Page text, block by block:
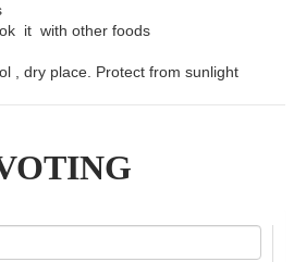
it with other foods
, dry place. Protect from sunlight